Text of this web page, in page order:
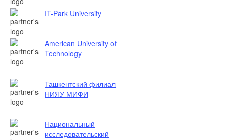
IT-Park University
American University of
Technology
Ташкентский филиал
НИЯУ МИФИ
Национальный
исследовательский